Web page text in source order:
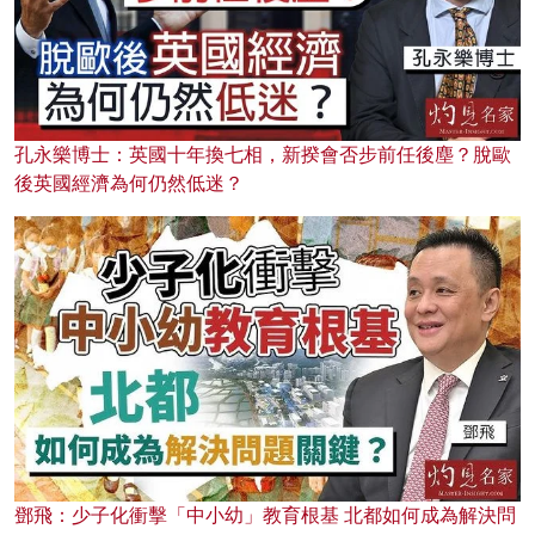
孔永樂博士：英國十年換七相，新揆會否步前任後塵？脫歐
後英國經濟為何仍然低迷？
鄧飛：少子化衝擊「中小幼」教育根基 北都如何成為解決問